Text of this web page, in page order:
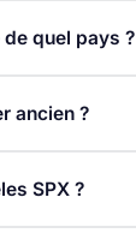
de quel pays ?
ancien ?
SPX ?